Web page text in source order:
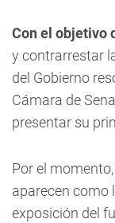
Con el objetivo
y contrarrestar
del Gobierno
Cámara de
presentar su
Por el momento,
aparecen como
exposición del